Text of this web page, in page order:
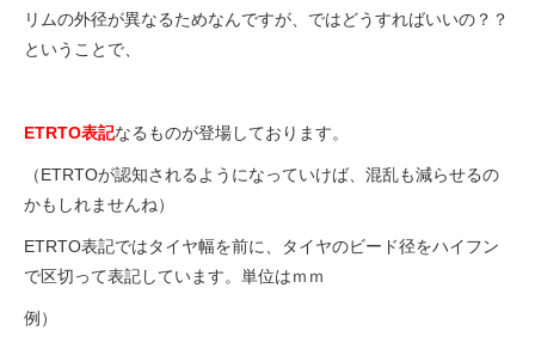
リムの外径が異なるためなんですが、ではどうすればいいの？？
ということで、
ETRTO表記なるものが登場しております。
（ETRTOが認知されるようになっていけば、混乱も減らせるの
かもしれませんね）
ETRTO表記ではタイヤ幅を前に、タイヤのビード径をハイフン
で区切って表記しています。単位はｍｍ
例）